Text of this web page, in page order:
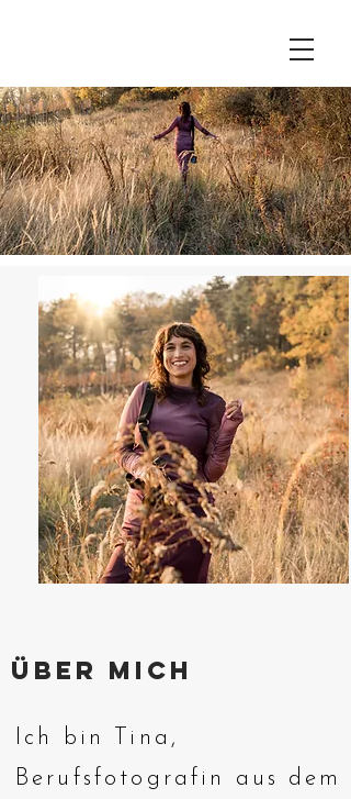
über mich
Ich bin Tina,
Berufsfotografin aus dem